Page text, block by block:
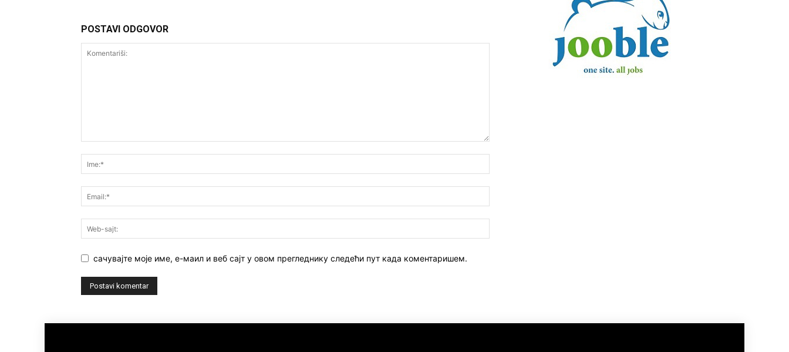
POSTAVI ODGOVOR
сачувајте моје име, е-маил и веб сајт у овом прегледнику следећи пут када коментаришем.